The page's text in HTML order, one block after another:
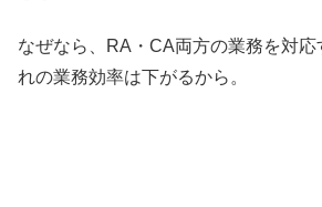
なぜなら、RA・CA両方の業務を対
れの業務効率は下がるから。